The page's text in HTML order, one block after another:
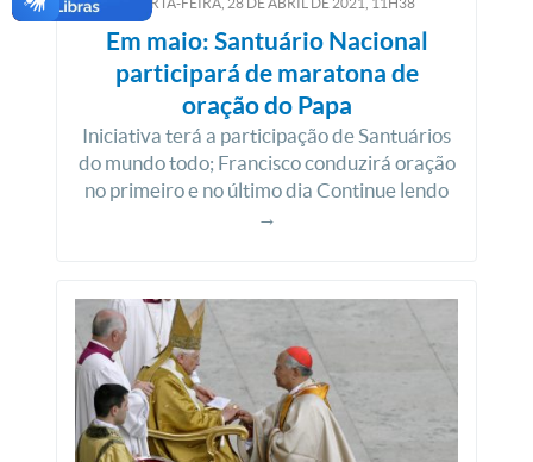
Em maio: Santuário Nacional
participará de maratona de
oração do Papa
Iniciativa terá a participação de Santuários
do mundo todo; Francisco conduzirá oração
no primeiro e no último dia Continue lendo
→